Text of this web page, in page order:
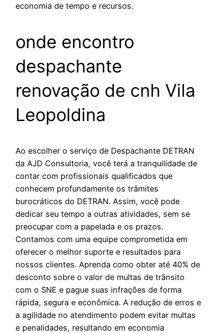
economia de tempo e recursos.
onde encontro
despachante
renovação de cnh Vila
Leopoldina
Ao escolher o serviço de Despachante DETRAN
da AJD Consultoria, você terá a tranquilidade de
contar com profissionais qualificados que
conhecem profundamente os trâmites
burocráticos do DETRAN. Assim, você pode
dedicar seu tempo a outras atividades, sem se
preocupar com a papelada e os prazos.
Contamos com uma equipe comprometida em
oferecer o melhor suporte e resultados para
nossos clientes. Aprenda como obter até 40% de
desconto sobre o valor de multas de trânsito
com o SNE e pague suas infrações de forma
rápida, segura e econômica. A redução de erros e
a agilidade no atendimento podem evitar multas
e penalidades, resultando em economia